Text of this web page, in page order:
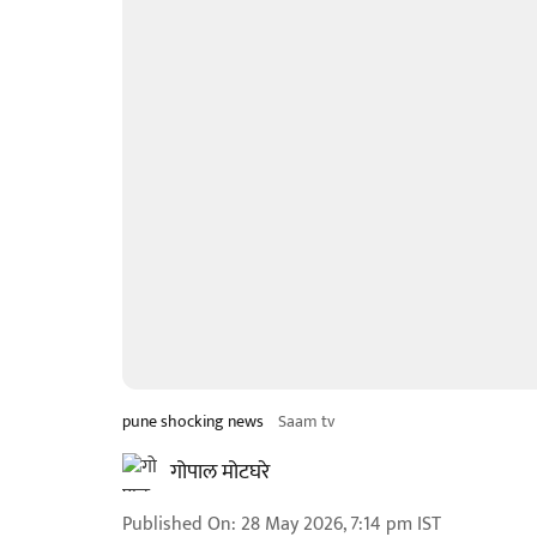
pune shocking news Saam tv
गोपाल मोटघरे
Published On: 28 May 2026, 7:14 pm IST